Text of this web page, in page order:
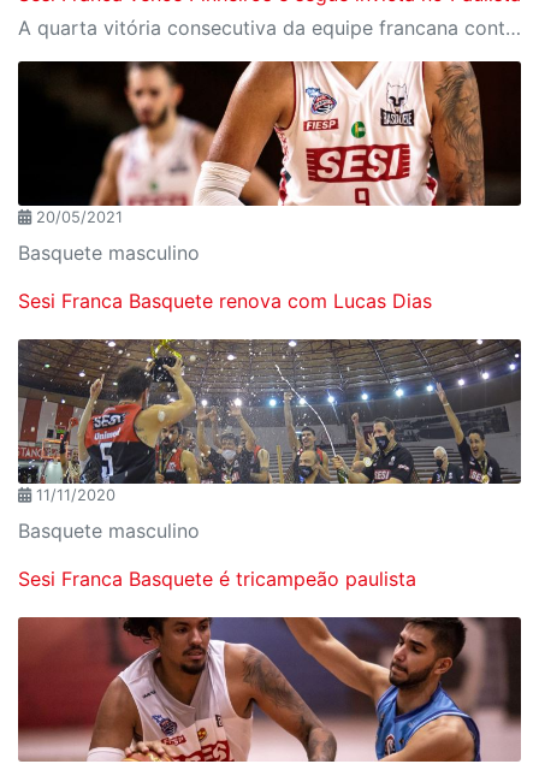
A quarta vitória consecutiva da equipe francana contou com estreia de David Jackson e Georginho de Paula
20/05/2021
Basquete masculino
Sesi Franca Basquete renova com Lucas Dias
11/11/2020
Basquete masculino
Sesi Franca Basquete é tricampeão paulista